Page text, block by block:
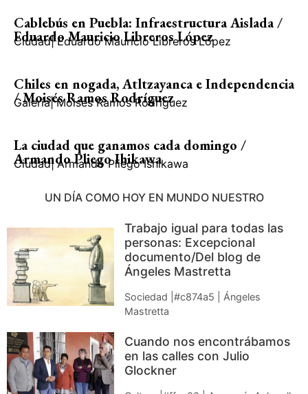
Cablebús en Puebla: Infraestructura Aislada /
Eduardo Mauricio Libreros López
Ciudad| Eduardo Mauricio Libreros López
Chiles en nogada, Atltzayanca e Independencia
/ Moisés Ramos Rodríguez
Galería| Moisés Ramos Rodríguez
La ciudad que ganamos cada domingo /
Armando Pliego Ihikawa
Ciudad| Armando Pliego Ishikawa
UN DÍA COMO HOY EN MUNDO NUESTRO
Trabajo igual para todas las
personas: Excepcional
documento/Del blog de
Ángeles Mastretta
Sociedad |#c874a5 | Ángeles
Mastretta
Cuando nos encontrábamos
en las calles con Julio
Glockner